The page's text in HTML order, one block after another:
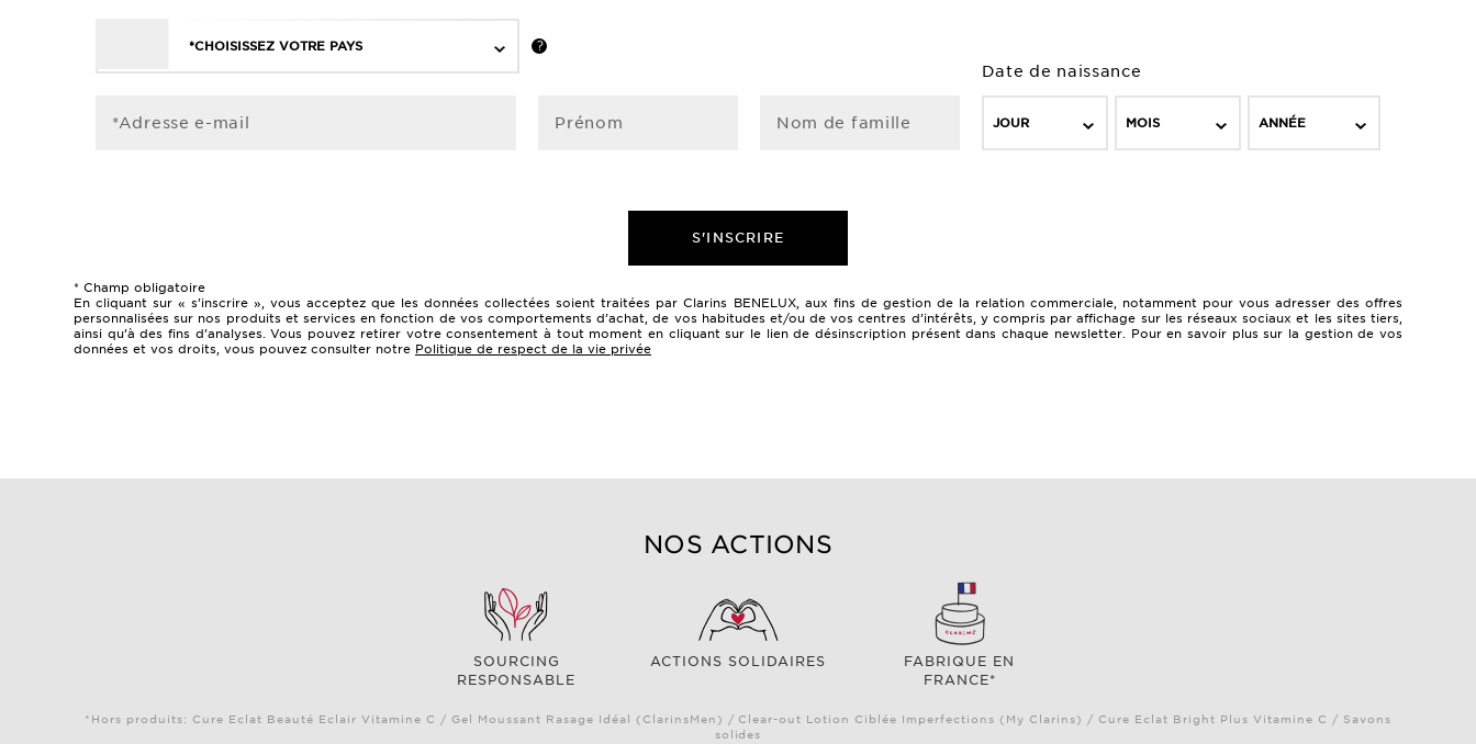
*CHOISISSEZ VOTRE PAYS
*Adresse e-mail Prénom Nom de famille
Date de naissance
JOUR MOIS ANNÉE
S'INSCRIRE
* Champ obligatoire
En cliquant sur « s’inscrire », vous acceptez que les données collectées soient traitées par Clarins BENELUX, aux fins de gestion de la relation commerciale, notamment pour vous adresser des offres
personnalisées sur nos produits et services en fonction de vos comportements d’achat, de vos habitudes et/ou de vos centres d’intérêts, y compris par affichage sur les réseaux sociaux et les sites tiers,
ainsi qu’à des fins d’analyses. Vous pouvez retirer votre consentement à tout moment en cliquant sur le lien de désinscription présent dans chaque newsletter. Pour en savoir plus sur la gestion de vos
données et vos droits, vous pouvez consulter notre Politique de respect de la vie privée
NOS ACTIONS
SOURCING
RESPONSABLE
ACTIONS SOLIDAIRES
FABRIQUE EN
FRANCE*
*Hors produits: Cure Eclat Beauté Eclair Vitamine C / Gel Moussant Rasage Idéal (ClarinsMen) / Clear-out Lotion Ciblée Imperfections (My Clarins) / Cure Eclat Bright Plus Vitamine C / Savons
solides